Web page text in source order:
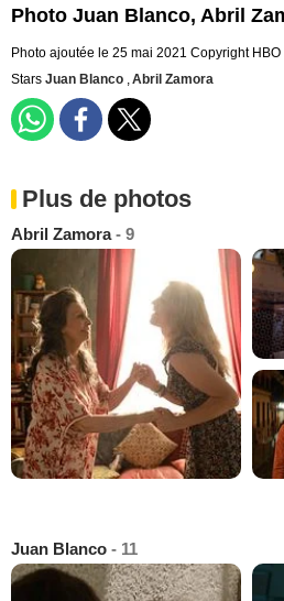
Photo Juan Blanco, Abril
Photo ajoutée le 25 mai 2021 Copyright HBO
Stars Juan Blanco ,Abril Zamora
Plus de photos
Abril Zamora- 9
Juan Blanco - 11